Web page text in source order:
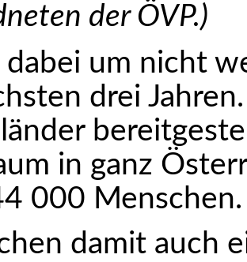
der ÖVP.)
dabei um nicht
drei
in ganz
000 Menschen.
damit auch